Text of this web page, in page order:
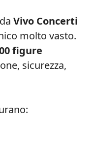
Vivo Concerti
molto vasto.
figure
sicurezza,